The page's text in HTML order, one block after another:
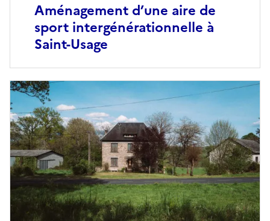
Aménagement d’une aire de
sport intergénérationnelle à
Saint-Usage